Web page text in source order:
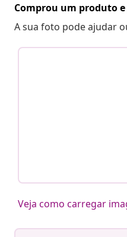
Comprou um produto
A sua foto pode ajudar
Veja como carregar